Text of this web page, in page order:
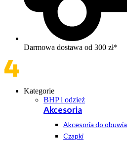
Darmowa dostawa od 300 zł*
Kategorie
BHP i odzież
Akcesoria
Akcesoria do obuwia
Czapki